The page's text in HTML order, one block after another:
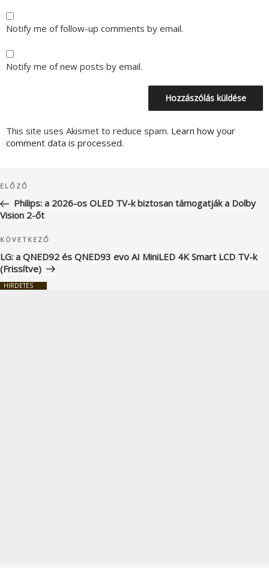
Notify me of follow-up comments by email.
Notify me of new posts by email.
This site uses Akismet to reduce spam. Learn how your
comment data is processed.
navigáció
Korábbi
bejegyzés
ELŐZŐ
Philips: a 2026-os OLED TV-k biztosan támogatják a Dolby
Vision 2-őt
Következő
bejegyzés
KÖVETKEZŐ
LG: a QNED92 és QNED93 evo AI MiniLED 4K Smart LCD TV-k
(Frissítve)
HIRDETÉS